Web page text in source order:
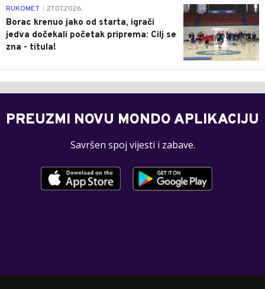
0
RUKOMET 27.07.2026.
Borac krenuo jako od starta, igrači
jedva dočekali početak priprema: Cilj se
zna - titula!
PREUZMI NOVU MONDO APLIKACIJU
Savršen spoj vijesti i zabave.